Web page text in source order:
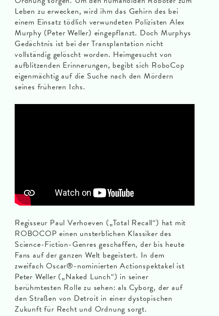
Leben zu erwecken, wird ihm das Gehirn des bei
einem Einsatz tödlich verwundeten Polizisten Alex
Murphy (Peter Weller) eingepflanzt. Doch Murphys
Gedächtnis ist bei der Transplantation nicht
vollständig gelöscht worden. Heimgesucht von
aufblitzenden Erinnerungen, begibt sich RoboCop
eigenmächtig auf die Suche nach den Mördern
seines früheren Ichs.
Regisseur Paul Verhoeven („Total Recall“) hat mit
ROBOCOP einen unsterblichen Klassiker des
Science-Fiction-Genres geschaffen, der bis heute
Fans auf der ganzen Welt begeistert. In dem
zweifach Oscar®-nominierten Actionspektakel ist
Peter Weller („Naked Lunch“) in seiner
berühmtesten Rolle zu sehen: als Cyborg, der auf
den Straßen von Detroit in einer dystopischen
Zukunft für Recht und Ordnung sorgt.